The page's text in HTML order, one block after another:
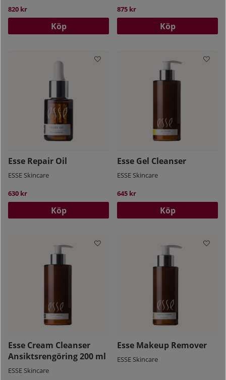
820 kr
Köp
875 kr
Köp
Esse Repair Oil
ESSE Skincare
630 kr
Köp
Esse Gel Cleanser
ESSE Skincare
645 kr
Köp
Esse Cream Cleanser
Ansiktsrengöring 200 ml
ESSE Skincare
Esse Makeup Remover
ESSE Skincare